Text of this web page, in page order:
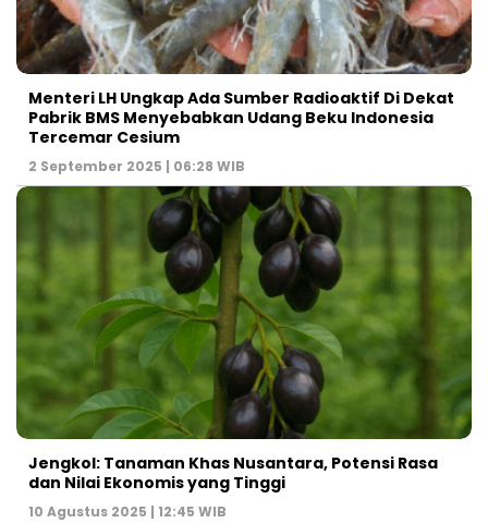
Menteri LH Ungkap Ada Sumber Radioaktif Di Dekat
Pabrik BMS Menyebabkan Udang Beku Indonesia
Tercemar Cesium
2 September 2025 | 06:28 WIB
Jengkol: Tanaman Khas Nusantara, Potensi Rasa
dan Nilai Ekonomis yang Tinggi
10 Agustus 2025 | 12:45 WIB